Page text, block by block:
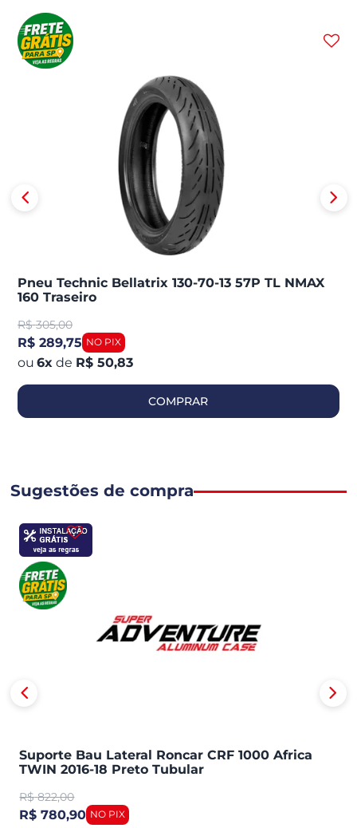
Pneu Technic Bellatrix 130-70-13 57P TL NMAX
160 Traseiro
R$ 305,00
R$ 289,75
6x de R$ 50,83
COMPRAR
Sugestões de compra
Suporte Bau Lateral Roncar CRF 1000 Africa
TWIN 2016-18 Preto Tubular
R$ 822,00
R$ 780,90